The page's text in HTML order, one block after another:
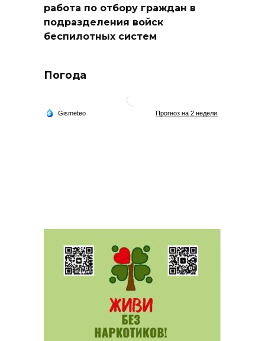
работа по отбору граждан в
подразделения войск
беспилотных систем
Погода